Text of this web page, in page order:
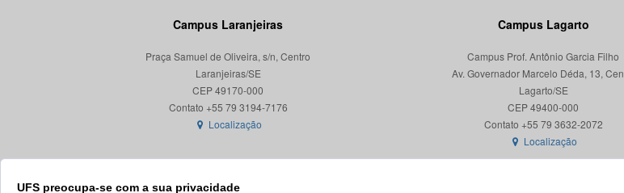
UFS preocupa-se com a sua privacidade
Campus Laranjeiras
Praça Samuel de Oliveira, s/n, Centro
Laranjeiras/SE
CEP 49170-000
Localização
Campus Lagarto
Campus Prof. Antônio Garcia Filho
Av. Governador Marcelo Déda, 13,
Lagarto/SE
CEP 49400-000
Localização